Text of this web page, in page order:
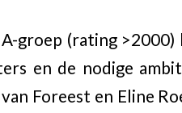
groep (rating >2000)
en de nodige
Foreest en Eline